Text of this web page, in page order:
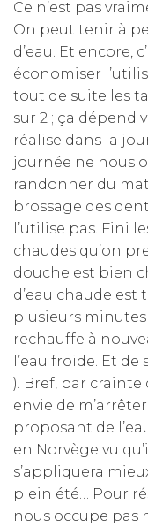
Ce n’est pas
On peut tenir à
d’eau. Et encore,
économiser
tout de suite les
sur 2 ; ça dépend
réalise dans la
journée ne nous
randonner du
brossage des
l’utilise pas. Fini
chaudes qu’on
douche est bien
d’eau chaude
plusieurs
rechauffe à
l’eau froide. Et
). Bref, par crainte
envie de
proposant de
en Norvège vu
s’appliquera
plein été… Pour
nous occupe pas